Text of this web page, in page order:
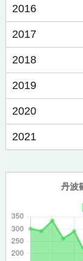
2016
2017
2018
2019
2020
2021